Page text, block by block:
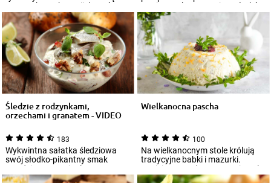
maczanka. W kwestii deserów
Gród Kra...
Dania z wykorzystaniem płatków
owsi...
Śledzie z rodzynkami,
orzechami i granatem - VIDEO
183
Wykwintna sałatka śledziowa
swój słodko-pikantny smak
zawdzięcza oryginalnemu
połączeniu składnik...
Wielkanocna pascha
100
Na wielkanocnym stole królują
tradycyjne babki i mazurki.
Cenicie sprawdzone przepisy, ale
macie...